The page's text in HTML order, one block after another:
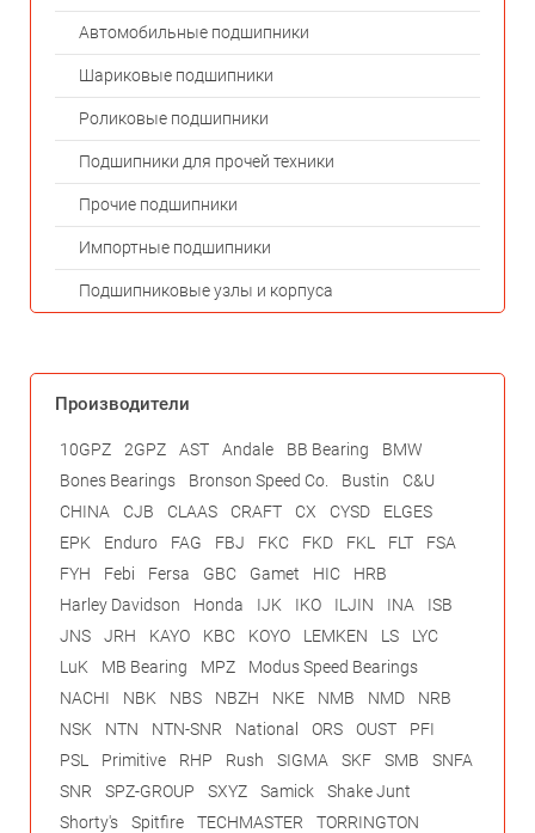
Автомобильные подшипники
Шариковые подшипники
Роликовые подшипники
Подшипники для прочей техники
Прочие подшипники
Импортные подшипники
Подшипниковые узлы и корпуса
Производители
10GPZ 2GPZ AST Andale BB Bearing
BMW
Bones Bearings
Bronson Speed Co. Bustin
C&U
CHINA
CJB CLAAS CRAFT CX CYSD
ELGES
EPK
Enduro FAG FBJ FKC FKD FKL FLT
FSA
FYH
Febi Fersa GBC Gamet HIC
HRB
Harley Davidson
Honda IJK IKO ILJIN INA
ISB
JNS
JRH KAYO KBC KOYO LEMKEN LS
LYC
LuK
MB Bearing MPZ
Modus Speed Bearings
NACHI
NBK NBS NBZH NKE NMB NMD
NRB
NSK
NTN NTN-SNR National ORS OUST
PFI
PSL
Primitive RHP Rush SIGMA SKF SMB
SNFA
SNR
SPZ-GROUP SXYZ Samick
Shake Junt
Shorty's
Spitfire TECHMASTER
TORRINGTON